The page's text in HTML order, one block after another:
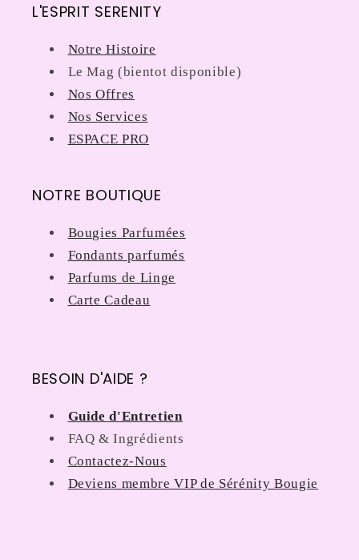
L'ESPRIT SERENITY
Notre Histoire
Le Mag (bientot disponible)
Nos Offres
Nos Services
ESPACE PRO
NOTRE BOUTIQUE
Bougies Parfumées
Fondants parfumés
Parfums de Linge
Carte Cadeau
BESOIN D'AIDE ?
Guide d'Entretien
FAQ & Ingrédients
Contactez-Nous
Deviens membre VIP de Sérénity Bougie